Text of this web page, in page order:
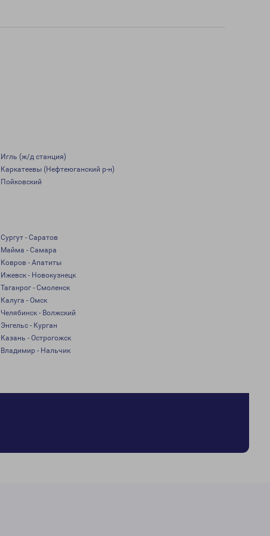
Игль (ж/д станция)
Каркатеевы (Нефтеюганский р-н)
Пойковский
Сургут - Саратов
Майма - Самара
Ковров - Апатиты
Ижевск - Новокузнецк
Таганрог - Смоленск
Калуга - Омск
Челябинск - Волжский
Энгельс - Курган
Казань - Острогожск
Владимир - Нальчик